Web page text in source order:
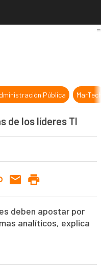
marca las pautas de los
Pública
de los líderes TI
deben apostar por
analíticos, explica